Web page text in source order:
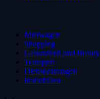
Mietwagen
Shopping
Gesundheit und Beauty
Transport
Dienstleistungen
Immobilien